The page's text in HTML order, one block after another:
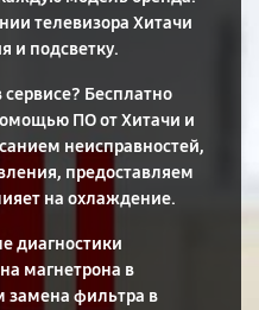
телевизора Хитачи
и подсветку.
Бесплатно
ПО от Хитачи и
неисправностей,
предоставляем
на охлаждение.
диагностики
магнетрона в
замена фильтра в